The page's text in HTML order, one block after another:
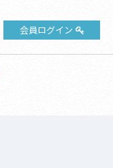
会員ログイン